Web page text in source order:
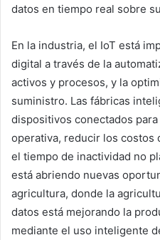
datos en tiempo real sobre
En la industria, el IoT está
digital a través de la
activos y procesos, y la
suministro. Las fábricas
dispositivos conectados
operativa, reducir los costos
el tiempo de inactividad no
está abriendo nuevas
agricultura, donde la
datos está mejorando la
mediante el uso inteligente